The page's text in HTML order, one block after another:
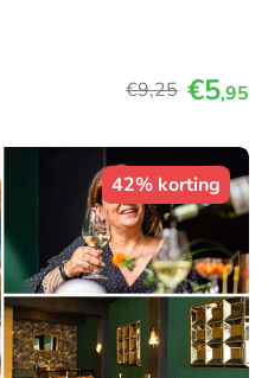
€9,25 €5,95
42% korting